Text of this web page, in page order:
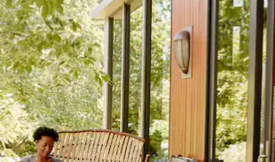
und unten oder erkunde die Ergebnisse